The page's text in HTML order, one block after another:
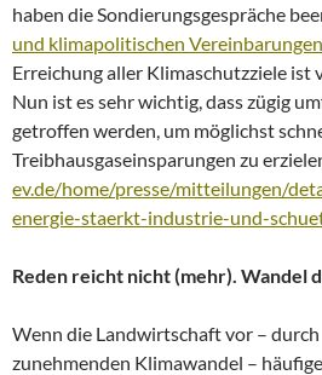
haben die Sondierungsgespräche
und klimapolitischen Vereinbarungen
Erreichung aller Klimaschutzziele ist
Nun ist es sehr wichtig, dass zügig
getroffen werden, um möglichst
Treibhausgaseinsparungen zu
ev.de/home/presse/mitteilungen/
energie-staerkt-industrie-und-
Reden reicht nicht (mehr). Wandel
Wenn die Landwirtschaft vor – durch
zunehmenden Klimawandel –